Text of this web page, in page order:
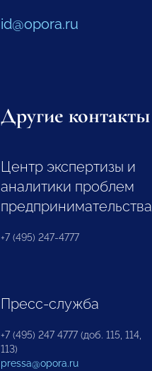
id@opora.ru
Другие контакты
Центр экспертизы и
аналитики проблем
предпринимательства
+7 (495) 247-4777
Пресс-служба
+7 (495) 247 4777 (доб. 115, 114,
113)
pressa@opora.ru